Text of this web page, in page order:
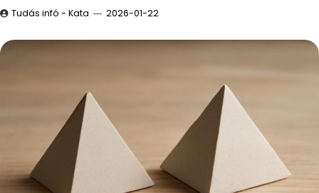
Tudás infó - Kata 2026-01-22